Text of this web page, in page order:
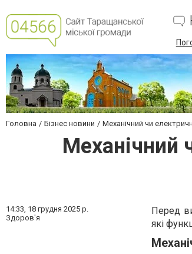
Головна Бізнес новини Механічний чи
Механічний
14:33, 18 грудня 2025 р.
Здоров'я
Перед
які